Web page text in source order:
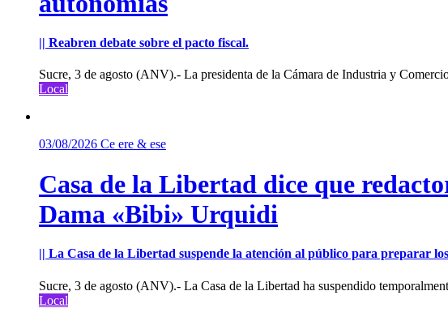
|| Reabren debate sobre el pacto fiscal.
Sucre, 3 de agosto (ANV).- La presidenta de la Cámara de Industria y
Local
03/08/2026 Ce ere & ese
Casa de la Libertad dice que
Dama «Bibi» Urquidi
|| La Casa de la Libertad suspende la atención al público para preparar
Sucre, 3 de agosto (ANV).- La Casa de la Libertad ha suspendido
Local